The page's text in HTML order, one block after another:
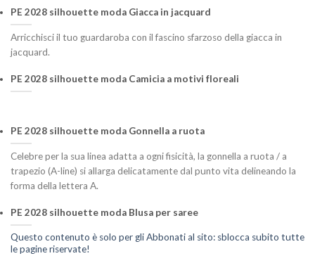
PE 2028 silhouette moda Giacca in jacquard
Arricchisci il tuo guardaroba con il fascino sfarzoso della giacca in
jacquard.
PE 2028 silhouette moda Camicia a motivi floreali
PE 2028 silhouette moda Gonnella a ruota
Celebre per la sua linea adatta a ogni fisicità, la gonnella a ruota / a
trapezio (A-line) si allarga delicatamente dal punto vita delineando la
forma della lettera A.
PE 2028 silhouette moda Blusa per saree
Questo contenuto è solo per gli Abbonati al sito: sblocca subito tutte
le pagine riservate!